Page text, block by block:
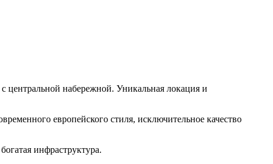
центральной набережной. Уникальная локация и
европейского стиля, исключительное качество
инфраструктура.